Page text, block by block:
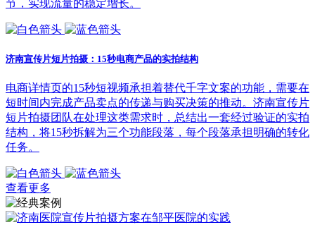
节，实现流量的稳定增长。
济南宣传片短片拍摄：15秒电商产品的实拍结构
电商详情页的15秒短视频承担着替代千字文案的功能，需要在
短时间内完成产品卖点的传递与购买决策的推动。济南宣传片
短片拍摄团队在处理这类需求时，总结出一套经过验证的实拍
结构，将15秒拆解为三个功能段落，每个段落承担明确的转化
任务。
查看更多